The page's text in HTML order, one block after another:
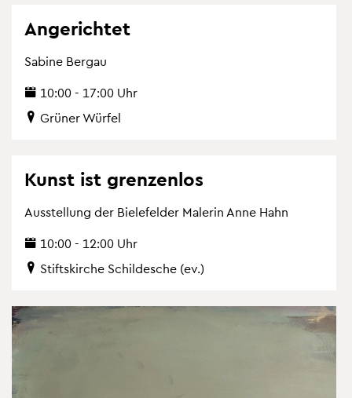
An­ge­rich­tet
Sa­bi­ne Berg­au
10:00 - 17:00 Uhr
Grü­ner Wür­fel
Kunst ist gren­zen­los
Aus­stel­lung der Bie­le­fel­der Ma­le­rin Anne Hahn
10:00 - 12:00 Uhr
Stifts­kir­che Schil­desche (ev.)